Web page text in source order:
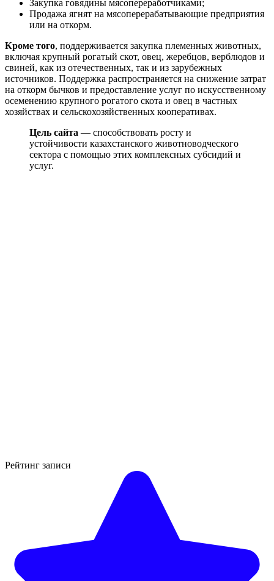
Закупка говядины мясопереработчиками;
Продажа ягнят на мясоперерабатывающие предприятия
или на откорм.
Кроме того, поддерживается закупка племенных животных,
включая крупный рогатый скот, овец, жеребцов, верблюдов и
свиней, как из отечественных, так и из зарубежных
источников. Поддержка распространяется на снижение затрат
на откорм бычков и предоставление услуг по искусственному
осеменению крупного рогатого скота и овец в частных
хозяйствах и сельскохозяйственных кооперативах.
Цель сайта — способствовать росту и
устойчивости казахстанского животноводческого
сектора с помощью этих комплексных субсидий и
услуг.
Рейтинг записи